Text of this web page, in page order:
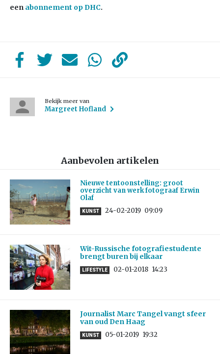
een abonnement op DHC.
Bekijk meer van
Margreet Hofland
Aanbevolen artikelen
Nieuwe tentoonstelling: groot
overzicht van werk fotograaf Erwin
Olaf
KUNST 24-02-2019 09:09
Wit-Russische fotografiestudente
brengt buren bij elkaar
LIFESTYLE 02-01-2018 14:23
Journalist Marc Tangel vangt sfeer
van oud Den Haag
KUNST 05-01-2019 19:32